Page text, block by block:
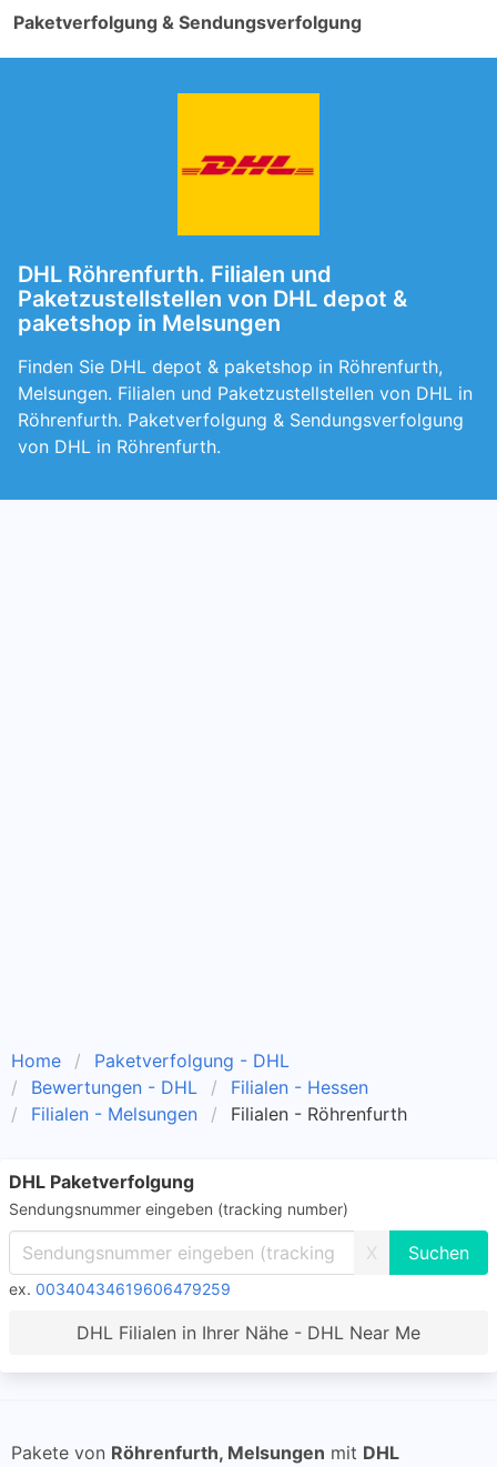
Paketverfolgung & Sendungsverfolgung
DHL Röhrenfurth. Filialen und
Paketzustellstellen von DHL depot &
paketshop in Melsungen
Finden Sie DHL depot & paketshop in Röhrenfurth,
Melsungen. Filialen und Paketzustellstellen von DHL in
Röhrenfurth. Paketverfolgung & Sendungsverfolgung
von DHL in Röhrenfurth.
Home
Paketverfolgung - DHL
Bewertungen - DHL
Filialen - Hessen
Filialen - Melsungen
Filialen - Röhrenfurth
DHL Paketverfolgung
Sendungsnummer eingeben (tracking number)
X
ex. 00340434619606479259
DHL Filialen in Ihrer Nähe - DHL Near Me
Pakete von Röhrenfurth, Melsungen mit DHL